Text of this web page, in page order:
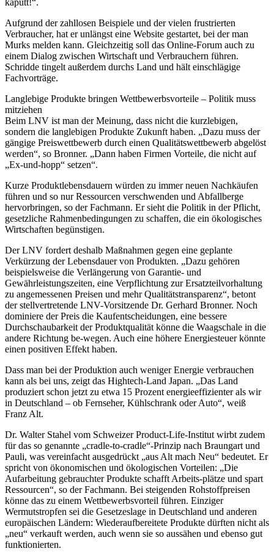
Aufgrund der zahllosen Beispiele und der vielen frustrierten
Verbraucher, hat er unlängst eine Website gestartet, bei der man
Murks melden kann. Gleichzeitig soll das Online-Forum auch zu
einem Dialog zwischen Wirtschaft und Verbrauchern führen.
Schridde tingelt außerdem durchs Land und hält einschlägige
Fachvorträge.
Langlebige Produkte bringen Wettbewerbsvorteile – Politik muss
mitziehen
Beim LNV ist man der Meinung, dass nicht die kurzlebigen,
sondern die langlebigen Produkte Zukunft haben. „Dazu muss der
gängige Preiswettbewerb durch einen Qualitätswettbewerb abgelöst
werden“, so Bronner. „Dann haben Firmen Vorteile, die nicht auf
„Ex-und-hopp“ setzen“.
Kurze Produktlebensdauern würden zu immer neuen Nachkäufen
führen und so nur Ressourcen verschwenden und Abfallberge
hervorbringen, so der Fachmann. Er sieht die Politik in der Pflicht,
gesetzliche Rahmenbedingungen zu schaffen, die ein ökologisches
Wirtschaften begünstigen.
Der LNV fordert deshalb Maßnahmen gegen eine geplante
Verkürzung der Lebensdauer von Produkten. „Dazu gehören
beispielsweise die Verlängerung von Garantie- und
Gewährleistungszeiten, eine Verpflichtung zur Ersatzteilvorhaltung
zu angemessenen Preisen und mehr Qualitätstransparenz“, betont
der stellvertretende LNV-Vorsitzende Dr. Gerhard Bronner. Noch
dominiere der Preis die Kaufentscheidungen, eine bessere
Durchschaubarkeit der Produktqualität könne die Waagschale in die
andere Richtung be-wegen. Auch eine höhere Energiesteuer könnte
einen positiven Effekt haben.
Dass man bei der Produktion auch weniger Energie verbrauchen
kann als bei uns, zeigt das Hightech-Land Japan. „Das Land
produziert schon jetzt zu etwa 15 Prozent energieeffizienter als wir
in Deutschland – ob Fernseher, Kühlschrank oder Auto“, weiß
Franz Alt.
Dr. Walter Stahel vom Schweizer Product-Life-Institut wirbt zudem
für das so genannte „cradle-to-cradle“-Prinzip nach Braungart und
Pauli, was vereinfacht ausgedrückt „aus Alt mach Neu“ bedeutet. Er
spricht von ökonomischen und ökologischen Vorteilen: „Die
Aufarbeitung gebrauchter Produkte schafft Arbeits-plätze und spart
Ressourcen“, so der Fachmann. Bei steigenden Rohstoffpreisen
könne das zu einem Wettbewerbsvorteil führen. Einziger
Wermutstropfen sei die Gesetzeslage in Deutschland und anderen
europäischen Ländern: Wiederaufbereitete Produkte dürften nicht als
„neu“ verkauft werden, auch wenn sie so aussähen und ebenso gut
funktionierten.